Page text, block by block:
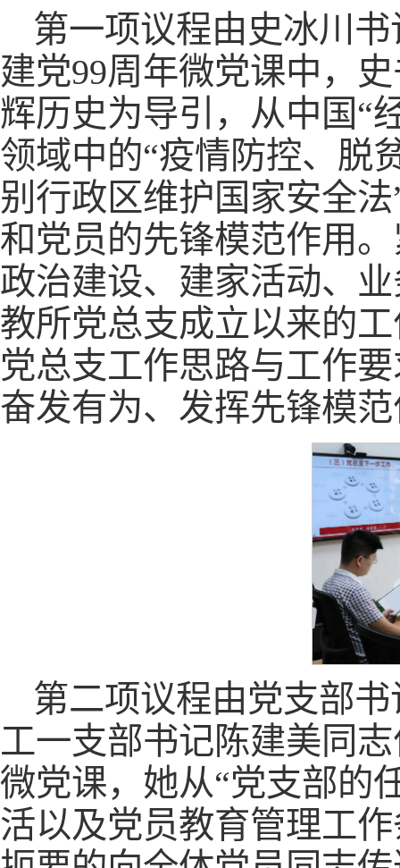
第一项议程由史冰川
建党99周年微党课中，
辉历史为导引，从中国“
领域中的“疫情防控、脱
别行政区维护国家安全
和党员的先锋模范作用
政治建设、建家活动、
教所党总支成立以来的
党总支工作思路与工作
奋发有为、发挥先锋模
第二项议程由党支部
工一支部书记陈建美同
微党课，她从“党支部的
活以及党员教育管理工